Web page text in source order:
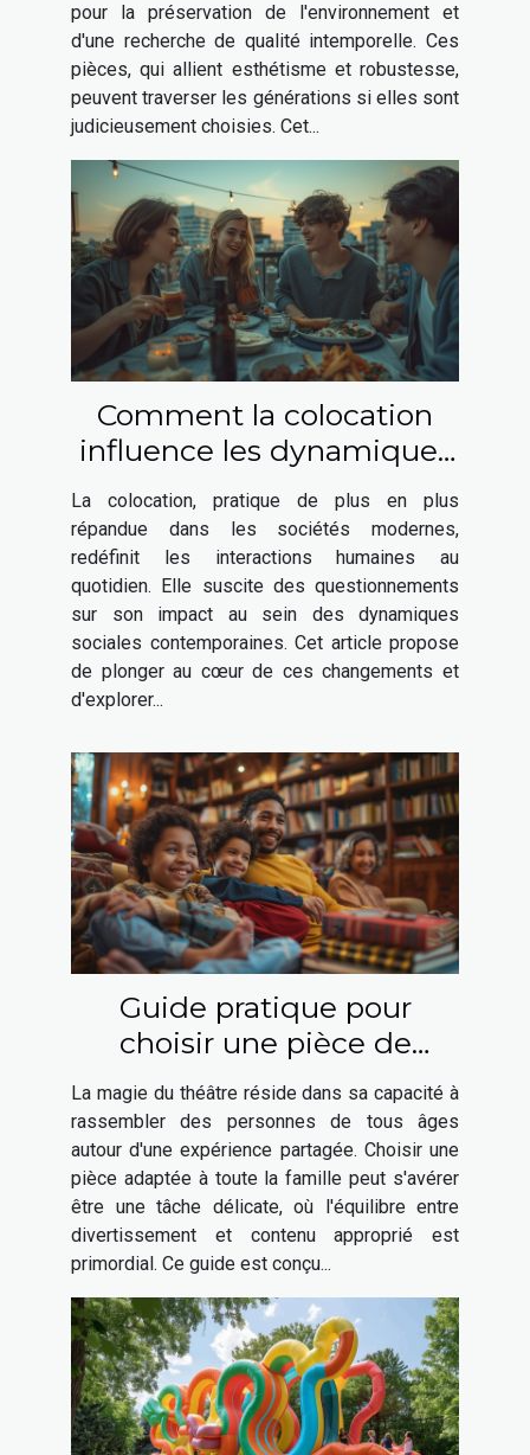
pour la préservation de l'environnement et
d'une recherche de qualité intemporelle. Ces
pièces, qui allient esthétisme et robustesse,
peuvent traverser les générations si elles sont
judicieusement choisies. Cet...
Comment la colocation
influence les dynamiques
sociales contemporaines
La colocation, pratique de plus en plus
répandue dans les sociétés modernes,
redéfinit les interactions humaines au
quotidien. Elle suscite des questionnements
sur son impact au sein des dynamiques
sociales contemporaines. Cet article propose
de plonger au cœur de ces changements et
d'explorer...
Guide pratique pour
choisir une pièce de
théâtre adaptée à toute la
famille
La magie du théâtre réside dans sa capacité à
rassembler des personnes de tous âges
autour d'une expérience partagée. Choisir une
pièce adaptée à toute la famille peut s'avérer
être une tâche délicate, où l'équilibre entre
divertissement et contenu approprié est
primordial. Ce guide est conçu...